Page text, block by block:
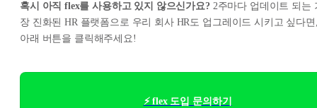
혹시 아직 flex를 사용하고 있지 않으신가요? 2주마다 업데이트 되는
장 진화된 HR 플랫폼으로 우리 회사 HR도 업그레이드 시키고 싶다
아래 버튼을 클릭해주세요!
⚡ flex 도입 문의하기